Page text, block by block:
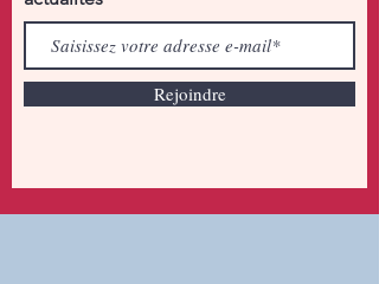
Rejoindre